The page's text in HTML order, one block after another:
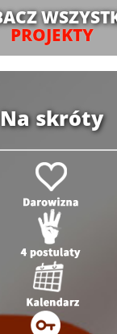
PROJEKTY
Na skróty